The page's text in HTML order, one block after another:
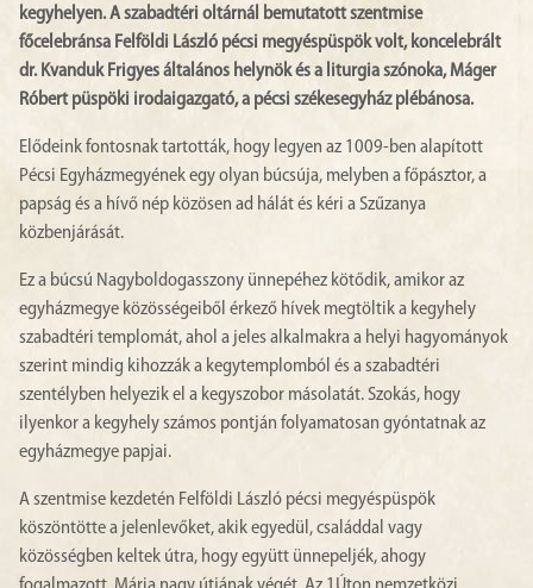
kegyhelyen.A szabadtéri oltárnál bemutatott szentmise
főcelebránsa Felföldi László pécsi megyéspüspök volt, koncelebrált
dr. Kvanduk Frigyes általános helynök és a liturgia szónoka, Máger
Róbert püspöki irodaigazgató, a pécsi székesegyház plébánosa.
Elődeink fontosnak tartották, hogy legyen az 1009-ben alapított
Pécsi Egyházmegyének egy olyan búcsúja, melyben a főpásztor, a
papság és a hívő nép közösen ad hálát és kéri a Szűzanya
közbenjárását.
Ez a búcsú Nagyboldogasszony ünnepéhez kötődik, amikor az
egyházmegye közösségeiből érkező hívek megtöltik a kegyhely
szabadtéri templomát, ahol a jeles alkalmakra a helyi hagyományok
szerint mindig kihozzák a kegytemplomból és a szabadtéri
szentélyben helyezik el a kegyszobor másolatát. Szokás, hogy
ilyenkor a kegyhely számos pontján folyamatosan gyóntatnak az
egyházmegye papjai.
A szentmise kezdetén Felföldi László pécsi megyéspüspök
köszöntötte a jelenlevőket, akik egyedül, családdal vagy
közösségben keltek útra, hogy együtt ünnepeljék, ahogy